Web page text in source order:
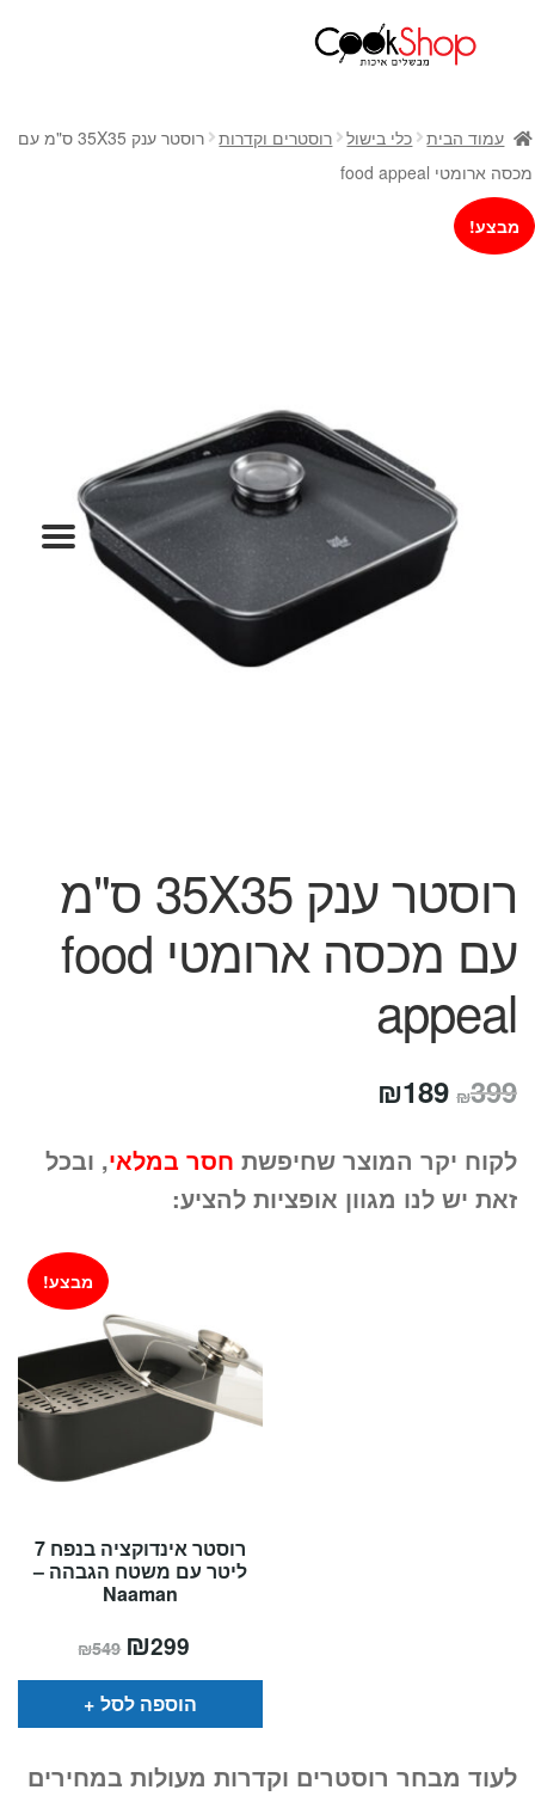
חנות
כלי בישול
סירים
מחבתות
כלי הגשה ואירוח
גיפט קארד
כלי בית
המותגים שלנו
מתנות לחנוכת בית
עמוד הבית כלי בישול רוסטרים וקדרות
רוסטר ענק 35X35 ס"מ עם
מכסה ארומטי food appeal
מבצע!
רוסטר ענק 35X35 ס"מ
עם מכסה ארומטי food
appeal
₪399 המחיר
היה:
₪399.
₪189
הוא:
₪189.
לקוח יקר המוצר שחיפשת חסר במלאי, ובכל
זאת יש לנו מגוון אופציות להציע:
רוסטר אינדוקציה בנפח 7
ליטר עם משטח הגבהה –
Naaman
מבצע!
₪549 המחיר
המקורי
היה:
₪549.
₪299
הוא:
הוספה לסל
לעוד מבחר רוסטרים וקדרות מעולות במחירים